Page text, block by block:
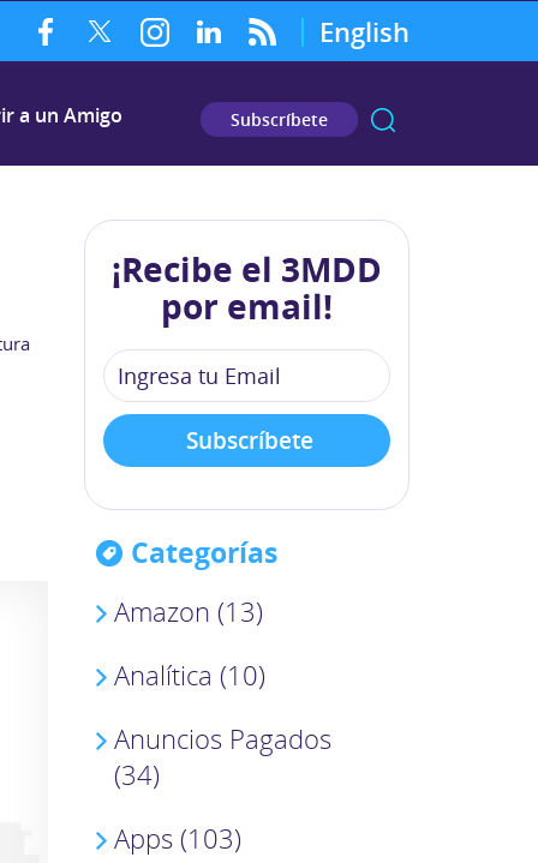
English
a un Amigo Subscríbete
¡Recibe el 3MDD
por email!
Categorías
Amazon (13)
Analítica (10)
Anuncios Pagados
(34)
Apps (103)